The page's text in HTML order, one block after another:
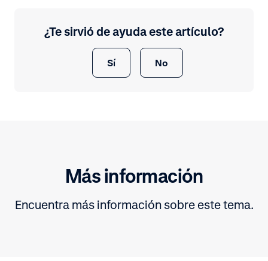
¿Te sirvió de ayuda este artículo?
Sí No
Más información
Encuentra más información sobre este tema.